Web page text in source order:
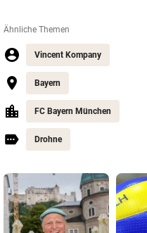
Ähnliche Themen
Vincent Kompany
Bayern
FC Bayern München
Drohne